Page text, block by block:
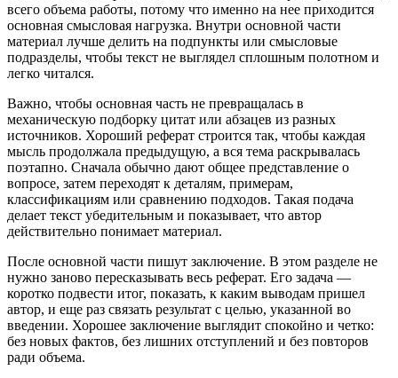
всего объема работы, потому что именно на нее приходится
основная смысловая нагрузка. Внутри основной части
материал лучше делить на подпункты или смысловые
подразделы, чтобы текст не выглядел сплошным полотном и
легко читался.
Важно, чтобы основная часть не превращалась в
механическую подборку цитат или абзацев из разных
источников. Хороший реферат строится так, чтобы каждая
мысль продолжала предыдущую, а вся тема раскрывалась
поэтапно. Сначала обычно дают общее представление о
вопросе, затем переходят к деталям, примерам,
классификациям или сравнению подходов. Такая подача
делает текст убедительным и показывает, что автор
действительно понимает материал.
После основной части пишут заключение. В этом разделе не
нужно заново пересказывать весь реферат. Его задача —
коротко подвести итог, показать, к каким выводам пришел
автор, и еще раз связать результат с целью, указанной во
введении. Хорошее заключение выглядит спокойно и четко:
без новых фактов, без лишних отступлений и без повторов
ради объема.